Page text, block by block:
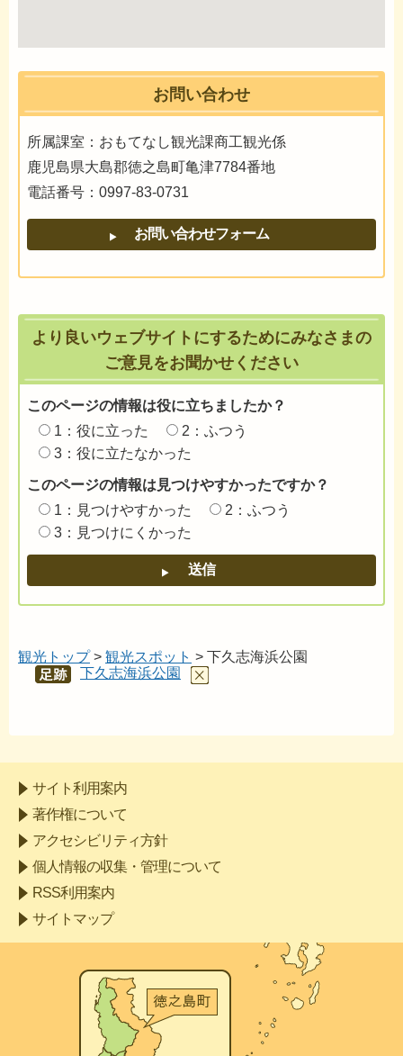
お問い合わせ
所属課室：おもてなし観光課商工観光係
鹿児島県大島郡徳之島町亀津7784番地
電話番号：0997-83-0731
より良いウェブサイトにするためにみなさまの
ご意見をお聞かせください
このページの情報は役に立ちましたか？
1：役に立った
2：ふつう
3：役に立たなかった
このページの情報は見つけやすかったですか？
1：見つけやすかった
2：ふつう
3：見つけにくかった
観光トップ> 観光スポット > 下久志海浜公園
あし
下久志海浜公園
サイト利用案内
著作権について
アクセシビリティ方針
個人情報の収集・管理について
RSS利用案内
サイトマップ